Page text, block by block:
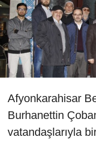
Afyonkarahisar
Burhanettin
vatandaşlarıyla